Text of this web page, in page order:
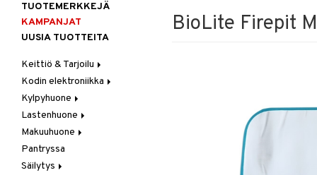
BioLite Firepit
TUOTEMERKKEJÄ
KAMPANJAT
UUSIA TUOTTEITA
Keittiö & Tarjoilu
Aterimet
Kannut & Karahvit
Keittiösäilytys
Keittiötekstiilit
Keittiövälineet
Kodinkoneet
Kodin elektroniikka
Ääni
Kylpyhuone
Kylpyhuoneen sisustus
Kylpyhuoneen tarvikkeita
Kylpyhuoneen tekstiilit
Lastenhuone
Kylpyhuoneen koristelu
Lasten huonekalut
Lasten lamput
Makuuhuone
Huovat & Saalit
Koristetyynyt
Pantryssa
Säilytys